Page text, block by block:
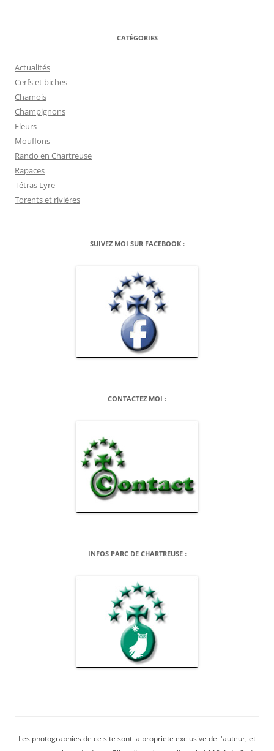
CATÉGORIES
Actualités
Cerfs et biches
Chamois
Champignons
Fleurs
Mouflons
Rando en Chartreuse
Rapaces
Tétras Lyre
Torents et rivières
SUIVEZ MOI SUR FACEBOOK :
CONTACTEZ MOI :
INFOS PARC DE CHARTREUSE :
Les photographies de ce site sont la propriete exclusive de l'auteur, et